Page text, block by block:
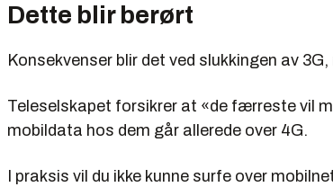
Dette blir berørt
Konsekvenser blir det ved slukkingen av
Teleselskapet forsikrer at «de færreste vil
mobildata hos dem går allerede over 4G.
I praksis vil du ikke kunne surfe over